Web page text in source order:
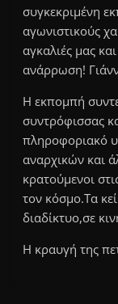
συγκεκριμένη
αγωνιστικούς
αγκαλιές μας
ανάρρωση!
Η εκπομπή
συντρόφισσας
πληροφοριακό
αναρχικών και
κρατούμενοι
τον κόσμο.Τα
διαδίκτυο,σε
Η κραυγή της